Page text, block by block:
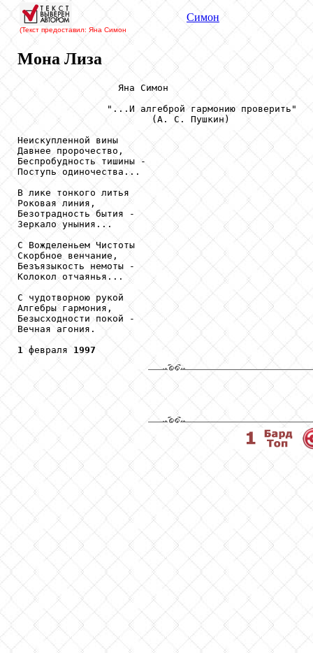
(Текст предоставил: Яна Симон
Симон
Мона Лиза
                  Яна Симон
                "...И алгеброй гармонию проверить"
                        (А. С. Пушкин)
Неискупленной вины
Давнее пророчество,
Беспробудность тишины -
Поступь одиночества...
В лике тонкого литья
Роковая линия,
Безотрадность бытия -
Зеркало уныния...
С Вожделеньем Чистоты
Скорбное венчание,
Безъязыкость немоты -
Колокол отчаянья...
С чудотворною рукой
Алгебры гармония,
Безысходности покой -
Вечная агония.
1 февраля 1997